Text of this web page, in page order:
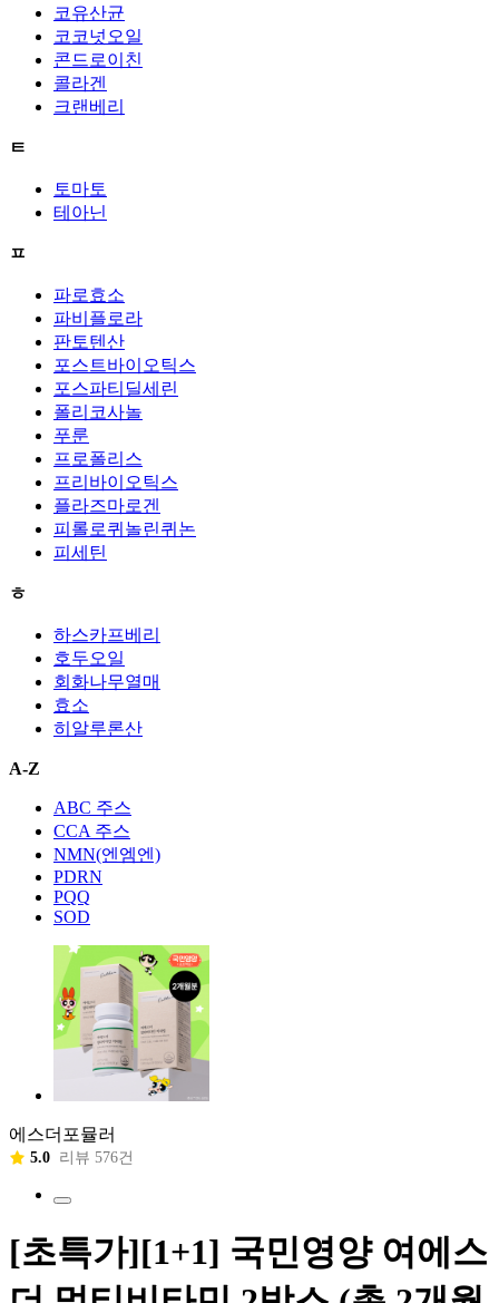
코유산균
코코넛오일
콘드로이친
콜라겐
크랜베리
ㅌ
토마토
테아닌
ㅍ
파로효소
파비플로라
판토텐산
포스트바이오틱스
포스파티딜세린
폴리코사놀
푸룬
프로폴리스
프리바이오틱스
플라즈마로겐
피롤로퀴놀린퀴논
피세틴
ㅎ
하스카프베리
호두오일
회화나무열매
효소
히알루론산
A-Z
ABC 주스
CCA 주스
NMN(엔엠엔)
PDRN
PQQ
SOD
에스더포뮬러
5.0 리뷰 576건
[초특가][1+1] 국민영양 여에스